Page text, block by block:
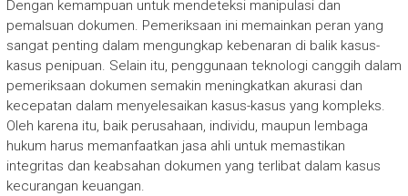
Dengan kemampuan untuk mendeteksi manipulasi dan
pemalsuan dokumen. Pemeriksaan ini memainkan peran yang
sangat penting dalam mengungkap kebenaran di balik kasus-
kasus penipuan. Selain itu, penggunaan teknologi canggih dalam
pemeriksaan dokumen semakin meningkatkan akurasi dan
kecepatan dalam menyelesaikan kasus-kasus yang kompleks.
Oleh karena itu, baik perusahaan, individu, maupun lembaga
hukum harus memanfaatkan jasa ahli untuk memastikan
integritas dan keabsahan dokumen yang terlibat dalam kasus
kecurangan keuangan.